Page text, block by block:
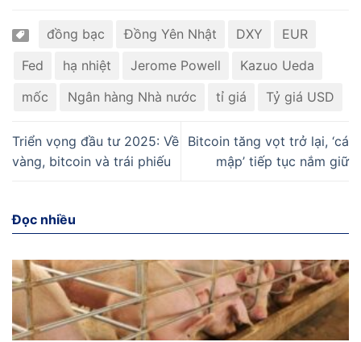
đồng bạc Đồng Yên Nhật DXY
EUR
Fed
hạ nhiệt Jerome Powell
Kazuo Ueda
mốc
Ngân hàng Nhà nước tỉ giá Tỷ giá USD
Triển vọng đầu tư 2025: Về
vàng, bitcoin và trái phiếu
Bitcoin tăng vọt trở lại, ‘cá
mập’ tiếp tục nắm giữ
Đọc nhiều